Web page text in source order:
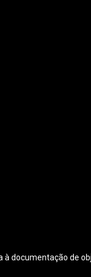
documentação de